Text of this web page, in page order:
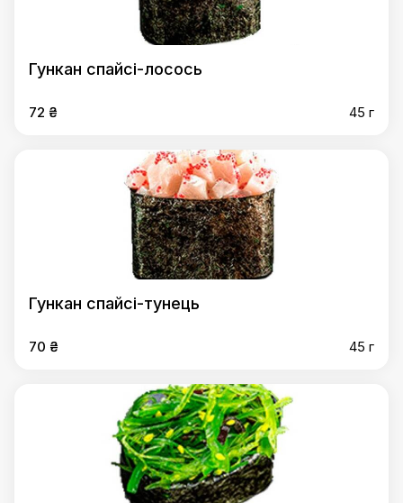
Гункан спайсі-лосось
72 ₴ 45 г
Гункан спайсі-тунець
70 ₴ 45 г